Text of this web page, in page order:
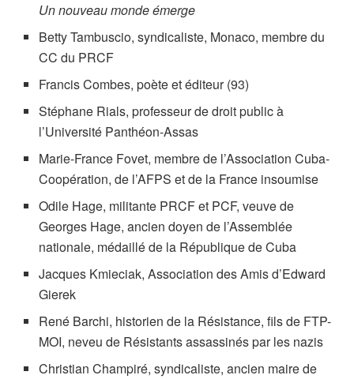
Un nouveau monde émerge
Betty Tambuscio, syndicaliste, Monaco, membre du
CC du PRCF
Francis Combes, poète et éditeur (93)
Stéphane Rials, professeur de droit public à
l’Université Panthéon-Assas
Marie-France Fovet, membre de l’Association Cuba-
Coopération, de l’AFPS et de la France insoumise
Odile Hage, militante PRCF et PCF, veuve de
Georges Hage, ancien doyen de l’Assemblée
nationale, médaillé de la République de Cuba
Jacques Kmieciak, Association des Amis d’Edward
Gierek
René Barchi, historien de la Résistance, fils de FTP-
MOI, neveu de Résistants assassinés par les nazis
Christian Champiré, syndicaliste, ancien maire de